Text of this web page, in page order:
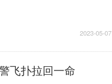
2023-05-07
飞扑拉回一命